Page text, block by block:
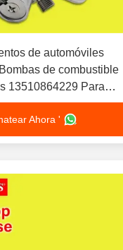
de automóviles
de combustible
13510864229 Para
Ahora '